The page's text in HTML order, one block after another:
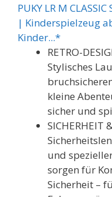
PUKY LR M
| Kinderspielzeug
Kinder...*
RETRO-
Stylisches
kleine
sicher und
SICHERHEIT
und
sorgen für
Sicherheit –